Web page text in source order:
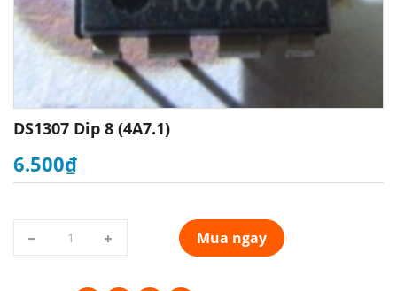
DS1307 Dip 8 (4A7.1)
6.500₫
Mua ngay